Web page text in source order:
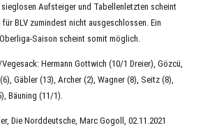
Aufsteiger und Tabellenletzten scheint
BLV zumindest nicht ausgeschlossen. Ein
Saison scheint somit möglich.
Hermann Gottwich (10/1 Dreier), Gözcü,
Gäbler (13), Archer (2), Wagner (8), Seitz (8),
Bäuning (11/1).
Die Norddeutsche, Marc Gogoll, 02.11.2021